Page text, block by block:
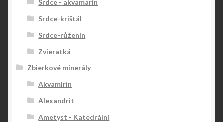
Srdce - akvamarín
Srdce-krištál
Srdce-růženín
Zvieratká
Zbierkové minerály
Akvamirín
Alexandrit
Ametyst - Katedrální